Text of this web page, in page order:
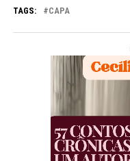
TAGS: CAPA